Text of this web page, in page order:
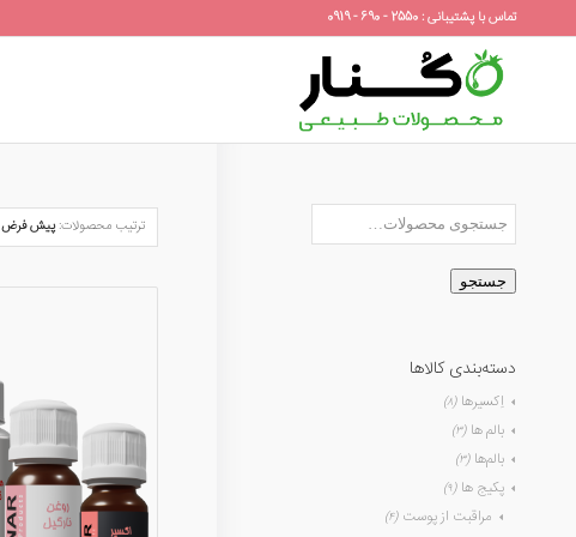
تماس با پشتیبانی : 2550 - 690 - 0919
ترتیب محصولات:پیش فرض
جستجو
دسته‌بندی کالاها
اِکسیرها (۸)
بالم ها (۳)
بالم‌ها (۳)
پکیج ها (۹)
مراقبت از پوست (۴)